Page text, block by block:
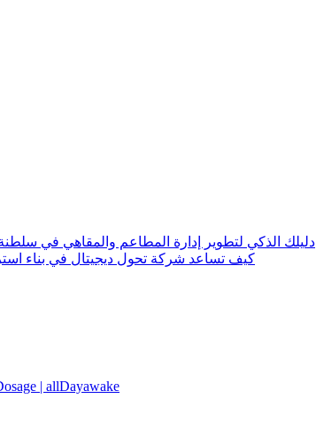
دليلك الذكي لتطوير إدارة المطاعم والمقاهي في
كيف تساعد شركة تحول ديجيتال في بناء
| allDayawake